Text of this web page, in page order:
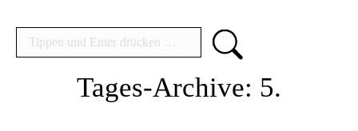
Tages-Archive: 5.